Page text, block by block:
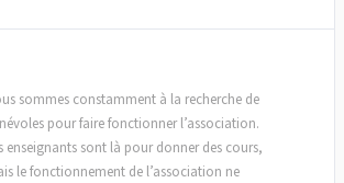
sommes constamment à la recherche de
pour faire fonctionner l’association.
enseignants sont là pour donner des cours,
le fonctionnement de l’association ne